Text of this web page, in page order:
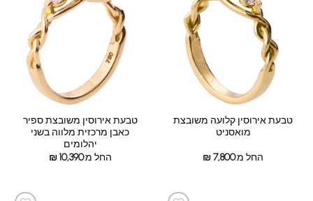
טבעת אירוסין קלועה משובצת
מואסניט
החל מ: ₪7,800
טבעת אירוסין משובצת ספיר
כאבן מרכזית מלווה בשני
יהלומים
החל מ:
₪10,390